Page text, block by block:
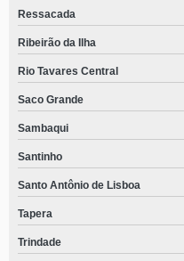
Ressacada
Ribeirão da Ilha
Rio Tavares Central
Saco Grande
Sambaqui
Santinho
Santo Antônio de Lisboa
Tapera
Trindade